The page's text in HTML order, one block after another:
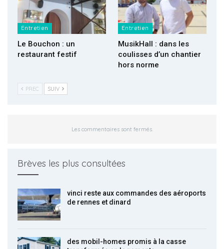
Entretien
Le Bouchon : un
restaurant festif
Entretien
MusikHall : dans les
coulisses d’un chantier
hors norme
PREC SUIV
Les commentaires sont fermés.
Brèves les plus consultées
vinci reste aux commandes des aéroports
de rennes et dinard
des mobil-homes promis à la casse